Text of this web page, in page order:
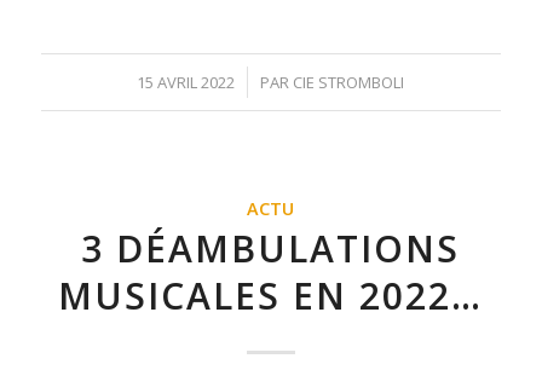
15 AVRIL 2022
/ PAR CIE STROMBOLI
ACTU
3 DÉAMBULATIONS
MUSICALES EN 2022…